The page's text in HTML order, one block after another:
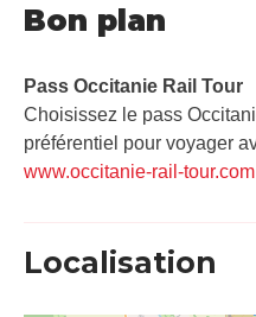
Bon plan
Pass Occitanie Rail Tour​
Choisissez le pass
préférentiel pour voyager
www.occitanie-rail-tour.com
Localisation